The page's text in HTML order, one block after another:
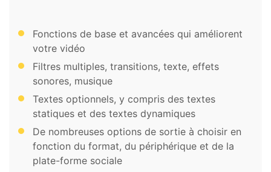
Fonctions de base et avancées qui améliorent
votre vidéo
Filtres multiples, transitions, texte, effets
sonores, musique
Textes optionnels, y compris des textes
statiques et des textes dynamiques
De nombreuses options de sortie à choisir en
fonction du format, du périphérique et de la
plate-forme sociale